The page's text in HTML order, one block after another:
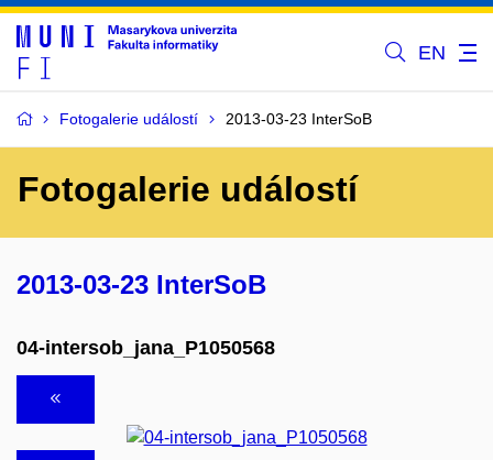
EN
Fotogalerie událostí 2013-03-23 InterSoB
Fotogalerie událostí
2013-03-23 InterSoB
04-intersob_jana_P1050568